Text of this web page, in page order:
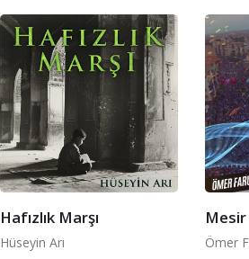
Hafızlık Marşı
Hüseyin Arı
Mesir
Ömer